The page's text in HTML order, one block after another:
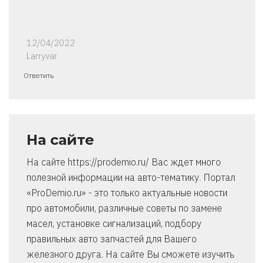
12/04/2022
Larryvar
Ответить
На сайте
На сайте https://prodemio.ru/ Вас ждет много
полезной информации на авто-тематику. Портал
«ProDemio.ru» - это только актуальные новости
про автомобили, различные советы по замене
масел, установке сигнализаций, подбору
правильных авто запчастей для Вашего
железного друга. На сайте Вы сможете изучить